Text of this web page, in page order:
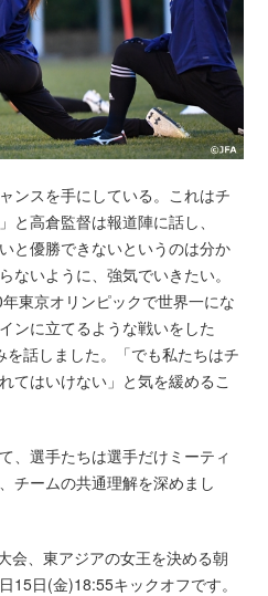
ンスを手にしている。これはチ
と高倉監督は報道陣に話し、
と優勝できないというのは分か
ないように、強気でいきたい。
東京オリンピックで世界一にな
ンに立てるような戦いをした
話しました。「でも私たちはチ
てはいけない」と気を緩めるこ
、選手たちは選手だけミーティ
チームの共通理解を深めまし
会、東アジアの女王を決める朝
15日(金)18:55キックオフです。